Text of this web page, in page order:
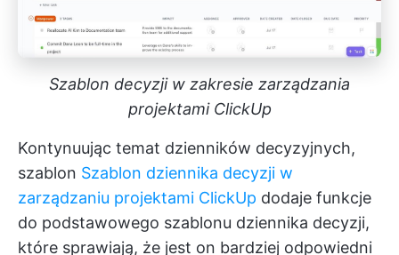
Szablon decyzji w zakresie zarządzania
projektami ClickUp
Kontynuując temat dzienników decyzyjnych,
szablon Szablon dziennika decyzji w
zarządzaniu projektami ClickUp dodaje funkcje
do podstawowego szablonu dziennika decyzji,
które sprawiają, że jest on bardziej odpowiedni